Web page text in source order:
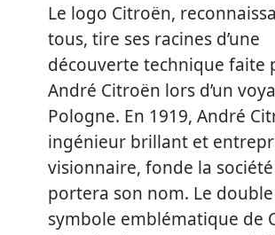
Le logo Citroën,
tous, tire ses racines d’une
découverte technique faite
André Citroën lors d’un
Pologne. En 1919, André
ingénieur brillant et
visionnaire, fonde la
portera son nom. Le
symbole emblématique de